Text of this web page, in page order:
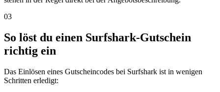
03
So löst du einen Surfshark-Gutschein
richtig ein
Das Einlösen eines Gutscheincodes bei Surfshark ist in wenigen
Schritten erledigt: